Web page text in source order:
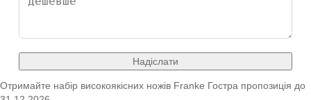
Надіслати
Отримайте набір високоякісних ножів Franke Гостра пропозиція до